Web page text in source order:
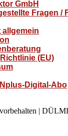
GmbH
Fragen /
allgemein
(EU)
Digital-Abo
|